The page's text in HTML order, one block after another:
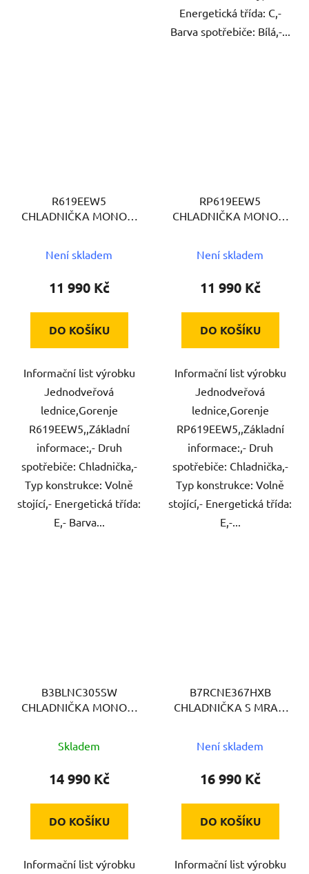
Energetická třída: C,-
Barva spotřebiče: Bílá,-...
R619EEW5
CHLADNIČKA MONOK.
Není skladem
11 990 Kč
DO KOŠÍKU
Informační list výrobku
Jednodveřová
lednice,Gorenje
R619EEW5,,Základní
informace:,- Druh
spotřebiče: Chladnička,-
Typ konstrukce: Volně
stojící,- Energetická třída:
E,- Barva...
RP619EEW5
CHLADNIČKA MONOK.
Není skladem
11 990 Kč
DO KOŠÍKU
Informační list výrobku
Jednodveřová
lednice,Gorenje
RP619EEW5,,Základní
informace:,- Druh
spotřebiče: Chladnička,-
Typ konstrukce: Volně
stojící,- Energetická třída:
E,-...
B3BLNC305SW
CHLADNIČKA MONOK.
Skladem
14 990 Kč
DO KOŠÍKU
Informační list výrobku
B7RCNE367HXB
CHLADNIČKA S MRAZ.
Není skladem
16 990 Kč
DO KOŠÍKU
Informační list výrobku